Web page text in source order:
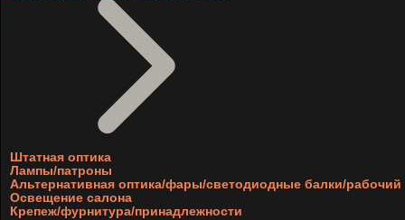
Штатная оптика
Лампы/патроны
Альтернативная оптика/фары/светодиодные балки/рабочий
Освещение салона
Крепеж/фурнитура/принадлежности